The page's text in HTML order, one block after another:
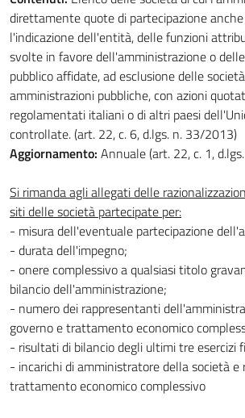
direttamente quote di partecipazione
l'indicazione dell'entità, delle funzioni
svolte in favore dell'amministrazione o
pubblico affidate, ad esclusione delle
amministrazioni pubbliche, con azioni
regolamentati italiani o di altri paesi
controllate. (art. 22, c. 6, d.lgs. n. 33/2013)
Aggiornamento: Annuale (art. 22, c. 1,
Si rimanda agli allegati delle
siti delle società partecipate per:
- misura dell'eventuale partecipazione
- durata dell'impegno;
- onere complessivo a qualsiasi titolo
bilancio dell'amministrazione;
- numero dei rappresentanti
governo e trattamento economico
- risultati di bilancio degli ultimi tre esercizi
- incarichi di amministratore della società e
trattamento economico complessivo